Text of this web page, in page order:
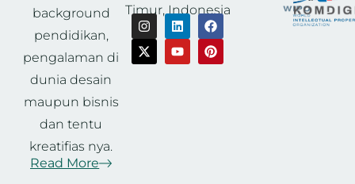
background
pendidikan,
pengalaman di
dunia desain
maupun bisnis
dan tentu
kreatifias nya.
Read More
Timur, Indonesia